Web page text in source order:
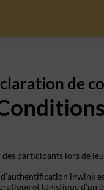
de
participants lors de
inwink
et logistique d’un